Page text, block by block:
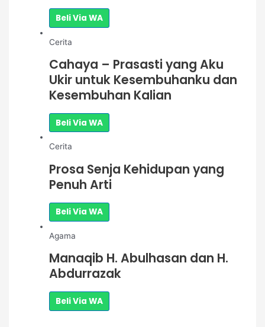
Beli Via WA
Cerita
Cahaya – Prasasti yang Aku
Ukir untuk Kesembuhanku dan
Kesembuhan Kalian
Beli Via WA
Cerita
Prosa Senja Kehidupan yang
Penuh Arti
Beli Via WA
Agama
Manaqib H. Abulhasan dan H.
Abdurrazak
Beli Via WA